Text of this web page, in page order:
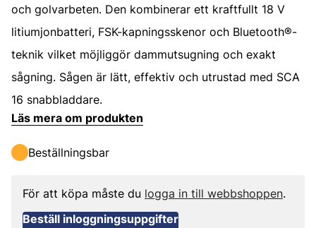
och golvarbeten. Den kombinerar ett kraftfullt 18 V
litiumjonbatteri, FSK-kapningsskenor och Bluetooth®-
teknik vilket möjliggör dammutsugning och exakt
sågning. Sågen är lätt, effektiv och utrustad med SCA
16 snabbladdare.
Läs mera om produkten
Beställningsbar
För att köpa måste du logga in till webbshoppen.
Beställ inloggningsuppgifter